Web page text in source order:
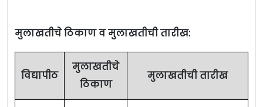
मुलाखतीचे ठिकाण व मुलाखतीची तारीख:
विद्यापीठ
मुलाखतीचे
ठिकाण
मुलाखतीची तारीख